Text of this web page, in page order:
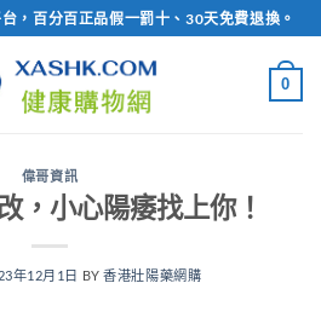
，百分百正品假一罰十、30天免費退換。
0
偉哥資訊
，小心陽痿找上你！
年12月1日 BY香港壯陽藥網購